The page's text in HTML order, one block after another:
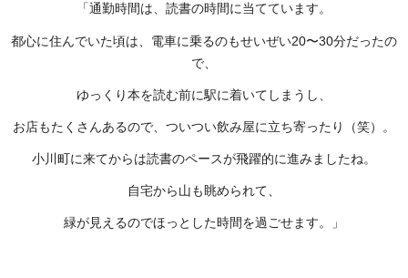
「通勤時間は、読書の時間に当てています。
都心に住んでいた頃は、電車に乗るのもせいぜい20〜30分だったの
で、
ゆっくり本を読む前に駅に着いてしまうし、
お店もたくさんあるので、ついつい飲み屋に立ち寄ったり（笑）。
小川町に来てからは読書のペースが飛躍的に進みましたね。
自宅から山も眺められて、
緑が見えるのでほっとした時間を過ごせます。」